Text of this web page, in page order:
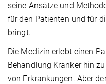
seine Ansätze und
für den Patienten und für
bringt.
Die Medizin erlebt einen
Behandlung Kranker hin
von Erkrankungen. Aber